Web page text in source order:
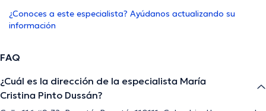
¿Conoces a este especialista? Ayúdanos actualizando su
información
FAQ
¿Cuál es la dirección de la especialista María
Cristina Pinto Dussán?